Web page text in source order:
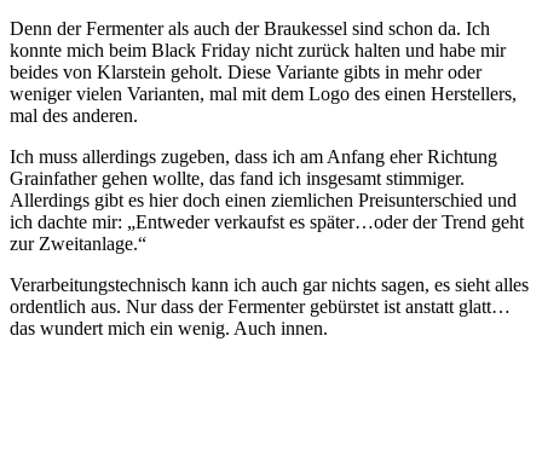
Denn der Fermenter als auch der Braukessel sind schon da. Ich
konnte mich beim Black Friday nicht zurück halten und habe mir
beides von Klarstein geholt. Diese Variante gibts in mehr oder
weniger vielen Varianten, mal mit dem Logo des einen Herstellers,
mal des anderen.
Ich muss allerdings zugeben, dass ich am Anfang eher Richtung
Grainfather gehen wollte, das fand ich insgesamt stimmiger.
Allerdings gibt es hier doch einen ziemlichen Preisunterschied und
ich dachte mir: „Entweder verkaufst es später…oder der Trend geht
zur Zweitanlage.“
Verarbeitungstechnisch kann ich auch gar nichts sagen, es sieht alles
ordentlich aus. Nur dass der Fermenter gebürstet ist anstatt glatt…
das wundert mich ein wenig. Auch innen.